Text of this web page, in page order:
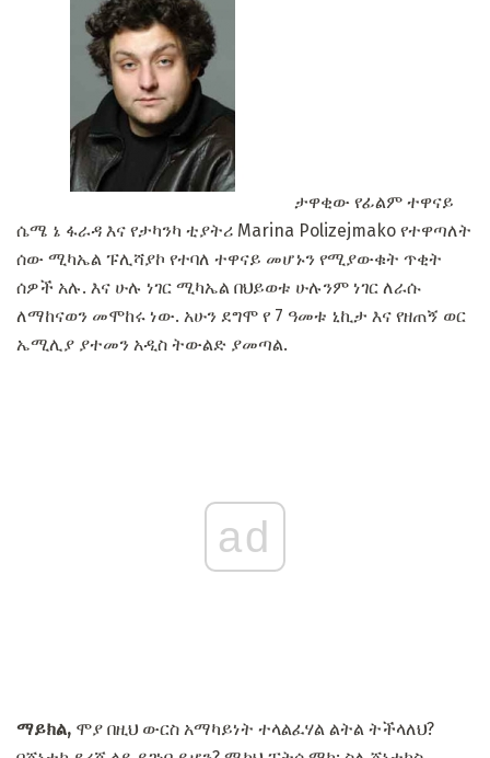
ታዋቂው የፊልም ተዋናይ
ሴሜ ኔ ፋራዳ እና የታካንካ ቲያትሪ Marina Polizejmako የተዋጣለት
ሰው ሚካኤል ፑሊሻያኮ የተባለ ተዋናይ መሆኑን የሚያውቁት ጥቂት
ሰዎች አሉ. እና ሁሉ ነገር ሚካኤል በህይወቱ ሁሉንም ነገር ለራሱ
ለማከናወን መሞከሩ ነው. አሁን ደግሞ የ 7 ዓመቱ ኒኪታ እና የዘጠኝ ወር
ኤሚሊያ ያተመን አዲስ ትውልድ ያመጣል.
ad
ማይክል, ሞያ በዚህ ውርስ አማካይነት ተላልፈሃል ልትል ትችላለህ?